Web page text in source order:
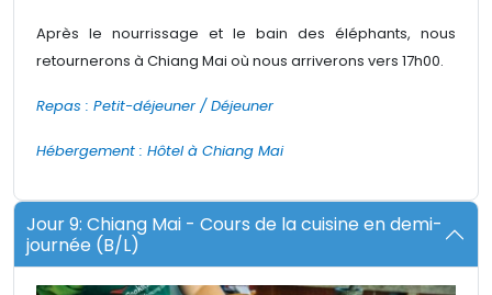
Après le nourrissage et le bain des éléphants, nous
retournerons à Chiang Mai où nous arriverons vers 17h00.
Repas : Petit-déjeuner / Déjeuner
Hébergement : Hôtel à Chiang Mai
Jour 9: Chiang Mai - Cours de la cuisine en demi-
journée (B/L)